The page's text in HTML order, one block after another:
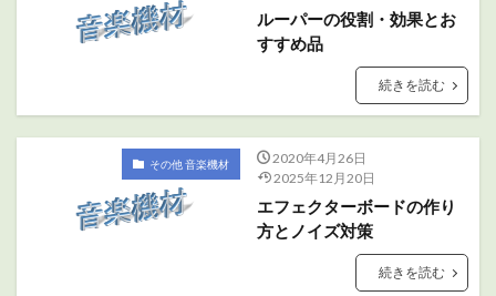
ルーパーの役割・効果とお
すすめ品
続きを読む
その他 音楽機材
2020年4月26日
2025年12月20日
エフェクターボードの作り
方とノイズ対策
続きを読む